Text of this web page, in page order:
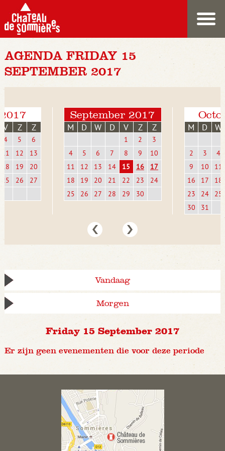
AGENDA FRIDAY 15
SEPTEMBER 2017
V Z Z
4 5
6
11
12
13
18
19
20
25
26 27
September 2017
M D W D V Z Z
1 2
3
4
5 6 7 8 9
10
11
12 13 14 15 16
17
18
19 20 21 22 23
24
25
26 27 28 29 30
M D W
2 3
4
9
10
11
16
17
18
23
24
25
30
31
Vandaag
Morgen
Friday 15 September 2017
Er zijn geen evenementen die voor deze periode